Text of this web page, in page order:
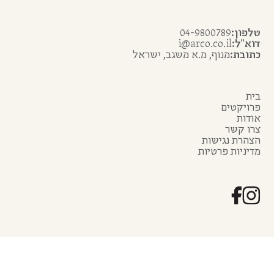
בית
פרויקטים
אודות
צרו קשר
הצהרת נגישות
מדיניות פרטיות
טלפון:04-9800789
דוא״ל:i@arco.co.il
כתובת:מנוף, מ.א משגב, ישראל